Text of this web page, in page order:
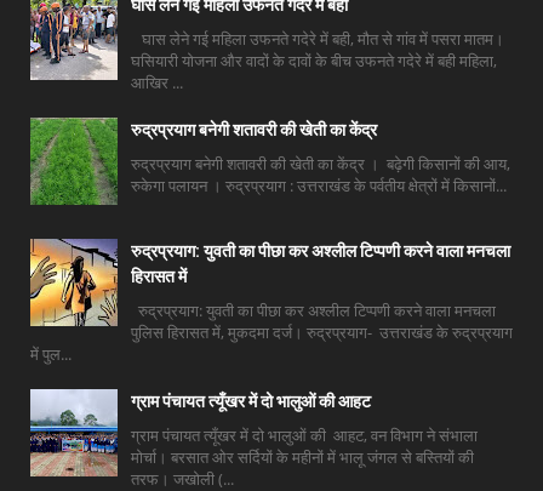
घास लेने गई महिला उफनते गदेरे में बही
घास लेने गई महिला उफनते गदेरे में बही, मौत से गांव में पसरा मातम।
घसियारी योजना और वादों के दावों के बीच उफनते गदेरे में बही महिला,
आखिर ...
रुद्रप्रयाग बनेगी शतावरी की खेती का केंद्र
रुद्रप्रयाग बनेगी शतावरी की खेती का केंद्र । बढ़ेगी किसानों की आय,
रुकेगा पलायन । रुद्रप्रयाग : उत्तराखंड के पर्वतीय क्षेत्रों में किसानों...
रुद्रप्रयाग: युवती का पीछा कर अश्लील टिप्पणी करने वाला मनचला
हिरासत में
रुद्रप्रयाग: युवती का पीछा कर अश्लील टिप्पणी करने वाला मनचला
पुलिस हिरासत में, मुकदमा दर्ज। रुद्रप्रयाग- उत्तराखंड के रुद्रप्रयाग
में पुल...
ग्राम पंचायत त्यूँखर में दो भालुओं की आहट
ग्राम पंचायत त्यूँखर में दो भालुओं की आहट, वन विभाग ने संभाला
मोर्चा। बरसात ओर सर्दियों के महीनों में भालू जंगल से बस्तियों की
तरफ। जखोली (...